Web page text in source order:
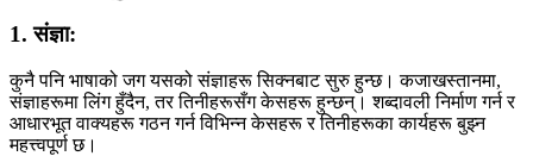
1. संज्ञा:
कुनै पनि भाषाको जग यसको संज्ञाहरू सिक्नबाट सुरु हुन्छ। कजाखस्तानमा,
संज्ञाहरूमा लिंग हुँदैन, तर तिनीहरूसँग केसहरू हुन्छन्। शब्दावली निर्माण गर्न र
आधारभूत वाक्यहरू गठन गर्न विभिन्न केसहरू र तिनीहरूका कार्यहरू बुझ्न
महत्त्वपूर्ण छ।